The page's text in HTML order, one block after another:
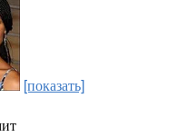
[показать]